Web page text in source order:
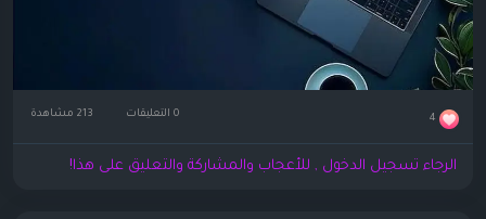
4 0 التعليقات
الرجاء تسجيل الدخول , للأعجاب والمشاركة والتعليق على هذا!